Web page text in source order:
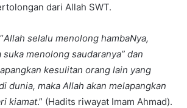
dari Allah SWT.
Allah selalu menolong hambaNya,
suka menolong saudaranya” dan
kesulitan orang lain yang
dunia, maka Allah akan melapangkan
kiamat.” (Hadits riwayat Imam Ahmad).